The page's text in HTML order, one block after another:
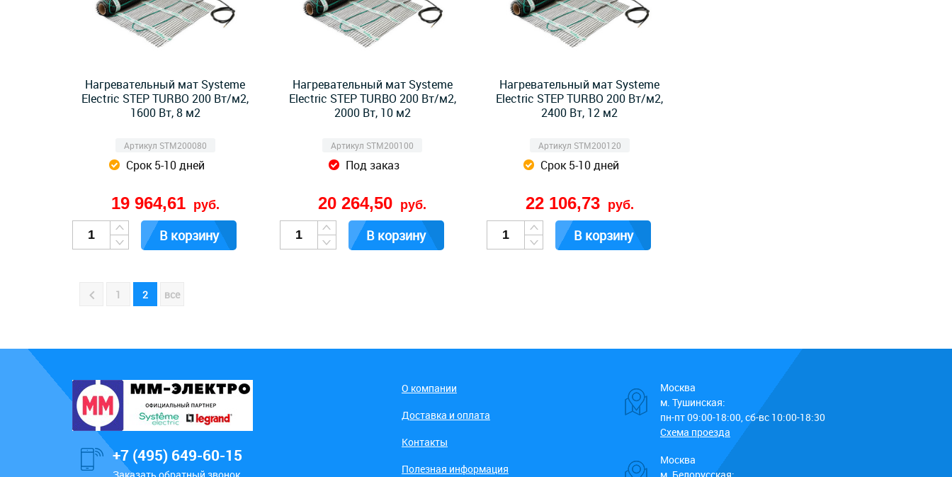
Нагревательный мат Systeme
Electric STEP TURBO 200 Вт/м2,
1600 Вт, 8 м2
Артикул STM200080
Срок 5-10 дней
19 964,61 руб.
В корзину
Нагревательный мат Systeme
Electric STEP TURBO 200 Вт/м2,
2000 Вт, 10 м2
Артикул STM200100
Под заказ
20 264,50 руб.
В корзину
Нагревательный мат Systeme
Electric STEP TURBO 200 Вт/м2,
2400 Вт, 12 м2
Артикул STM200120
Срок 5-10 дней
22 106,73 руб.
В корзину
1 2 все
+7 (495) 649-60-15
О компании
Доставка и оплата
Контакты
Полезная информация
Москва
м. Тушинская:
пн-пт 09:00-18:00, сб-вс 10:00-18:30
Схема проезда
Москва